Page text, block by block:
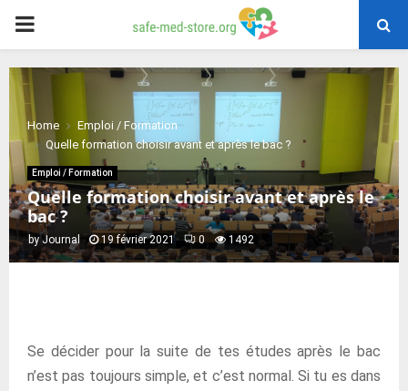
PRIMARY
MENU
Home
Emploi / Formation
Quelle formation choisir avant et après le bac ?
Emploi / Formation
Quelle formation choisir avant et après le
bac ?
by Journal 19 février 2021 0 1492
Se décider pour la suite de tes études après le bac
n’est pas toujours simple, et c’est normal. Si tu es dans